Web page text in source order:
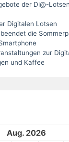
der Di@-
Digitalen Lotsen
beendet die
zur
und Kaffee
Aug. 2026